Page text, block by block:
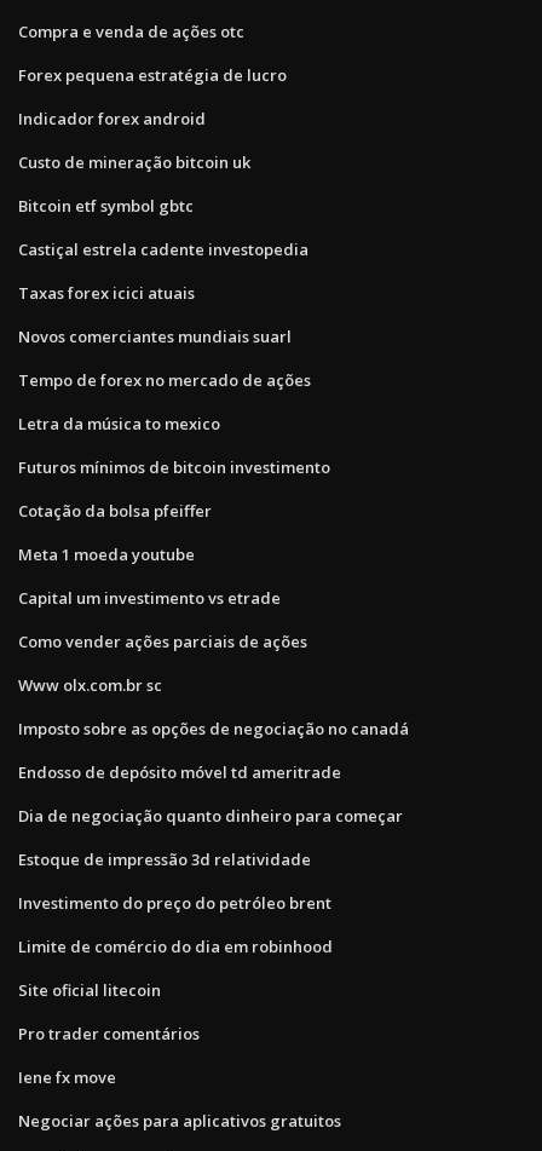
Compra e venda de ações otc
Forex pequena estratégia de lucro
Indicador forex android
Custo de mineração bitcoin uk
Bitcoin etf symbol gbtc
Castiçal estrela cadente investopedia
Taxas forex icici atuais
Novos comerciantes mundiais suarl
Tempo de forex no mercado de ações
Letra da música to mexico
Futuros mínimos de bitcoin investimento
Cotação da bolsa pfeiffer
Meta 1 moeda youtube
Capital um investimento vs etrade
Como vender ações parciais de ações
Www olx.com.br sc
Imposto sobre as opções de negociação no canadá
Endosso de depósito móvel td ameritrade
Dia de negociação quanto dinheiro para começar
Estoque de impressão 3d relatividade
Investimento do preço do petróleo brent
Limite de comércio do dia em robinhood
Site oficial litecoin
Pro trader comentários
Iene fx move
Negociar ações para aplicativos gratuitos